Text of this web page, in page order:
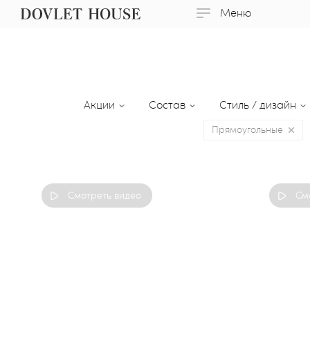
Меню
Акции Состав Стиль / дизайн
Прямоугольные
Смотреть видео